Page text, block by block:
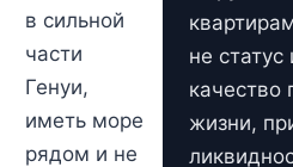
в сильной
части
Генуи,
иметь море
рядом и не
не
качество
жизни,